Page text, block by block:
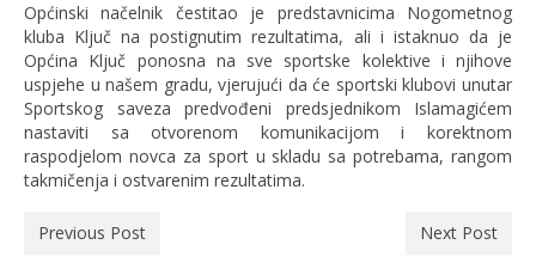
Općinski načelnik čestitao je predstavnicima Nogometnog
kluba Ključ na postignutim rezultatima, ali i istaknuo da je
Općina Ključ ponosna na sve sportske kolektive i njihove
uspjehe u našem gradu, vjerujući da će sportski klubovi unutar
Sportskog saveza predvođeni predsjednikom Islamagićem
nastaviti sa otvorenom komunikacijom i korektnom
raspodjelom novca za sport u skladu sa potrebama, rangom
takmičenja i ostvarenim rezultatima.
Previous Post Next Post